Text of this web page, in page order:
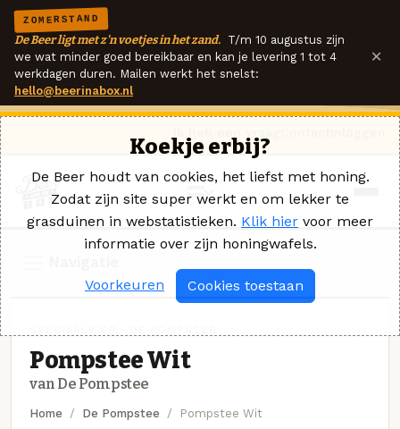
ZOMERSTAND
De Beer ligt met z'n voetjes in het zand. T/m 10 augustus zijn
we wat minder goed bereikbaar en kan je levering 1 tot 4
werkdagen duren. Mailen werkt het snelst:
hello@beerinabox.nl
×
Pompstee Wit
van De Pompstee
Home De Pompstee Pompstee Wit
Koekje erbij?
De Beer houdt van cookies, het liefst met honing.
Zodat zijn site super werkt en om lekker te
grasduinen in webstatistieken. Klik hier voor meer
informatie over zijn honingwafels.
Voorkeuren Cookies toestaan